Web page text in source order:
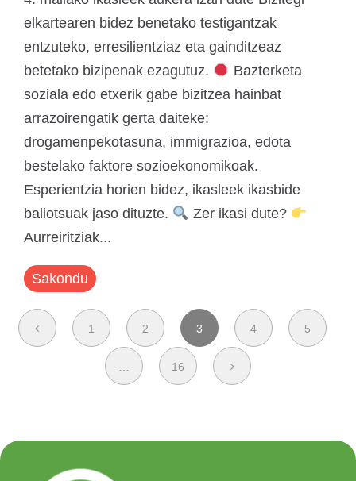
elkartearen bidez benetako testigantzak
entzuteko, erresilientziaz eta gainditzeaz
betetako bizipenak ezagutuz.
Bazterketa
soziala edo etxerik gabe bizitzea hainbat
arrazoirengatik gerta daiteke:
drogamenpekotasuna, immigrazioa, edota
bestelako faktore sozioekonomikoak.
Esperientzia horien bidez, ikasleek ikasbide
baliotsuak jaso dituzte.
Zer ikasi dute?
Aurreiritziak...
Sakondu
1 2 3 4 5
16